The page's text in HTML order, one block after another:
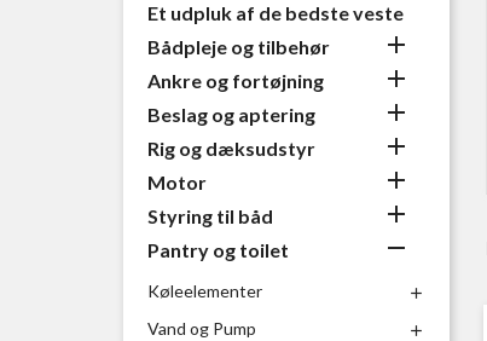
Et udpluk af de bedste veste
Bådpleje og tilbehør

Ankre og fortøjning 
Beslag og aptering 
Rig og dæksudstyr 
Motor 
Styring til båd 
Pantry og toilet 
Køleelementer 
Vand og Pump 